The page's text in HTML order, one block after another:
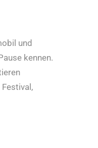
und
kennen.